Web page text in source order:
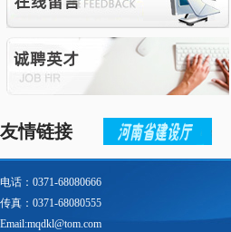
友情链接
电话：0371-68080666
传真：0371-68080555
Email:mqdkl@tom.com